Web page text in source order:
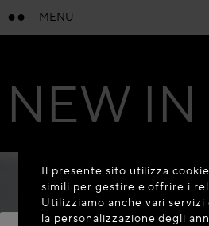
MENU
NEW IN
Il presente sito utilizza
simili per gestire e offrire i
Utilizziamo anche vari servizi
la personalizzazione degli